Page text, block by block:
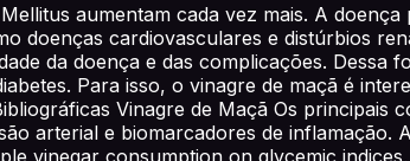
aumentam cada vez mais. A
doenças cardiovasculares e distúrbios
da doença e das complicações. Dessa
Para isso, o vinagre de maçã é
Vinagre de Maçã Os principais
arterial e biomarcadores de inflamação.
vinegar consumption on glycemic